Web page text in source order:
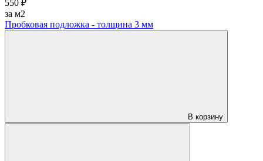
550 ₽
за м2
Пробковая подложка - толщина 3 мм
В корзину